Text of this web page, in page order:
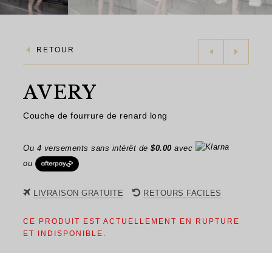
RETOUR
AVERY
Couche de fourrure de renard long
Ou 4 versements sans intérêt de $0.00 avec
ou
LIVRAISON GRATUITE RETOURS FACILES
CE PRODUIT EST ACTUELLEMENT EN RUPTURE
ET INDISPONIBLE.